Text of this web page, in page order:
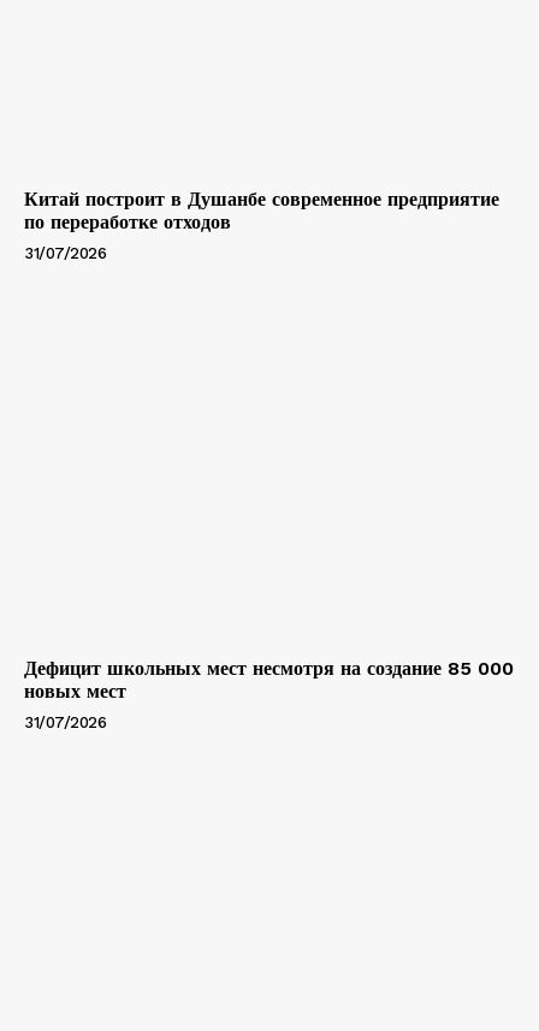
Китай построит в Душанбе современное предприятие
по переработке отходов
31/07/2026
Дефицит школьных мест несмотря на создание 85 000
новых мест
31/07/2026